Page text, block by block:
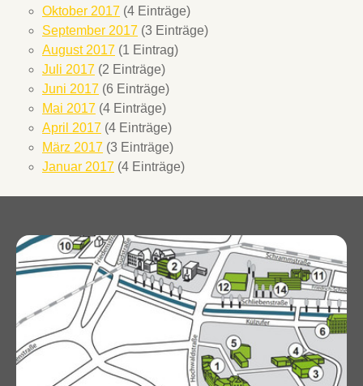
Oktober 2017 (4 Einträge)
September 2017 (3 Einträge)
August 2017 (1 Eintrag)
Juli 2017 (2 Einträge)
Juni 2017 (6 Einträge)
Mai 2017 (4 Einträge)
April 2017 (4 Einträge)
März 2017 (3 Einträge)
Januar 2017 (4 Einträge)